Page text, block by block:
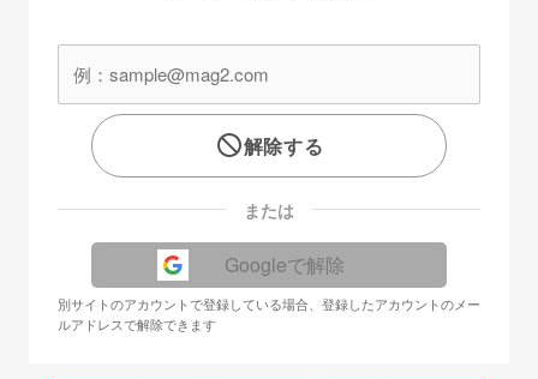
解除する
または
Googleで解除
別サイトのアカウントで登録している場合、登録したアカウントのメー
ルアドレスで解除できます